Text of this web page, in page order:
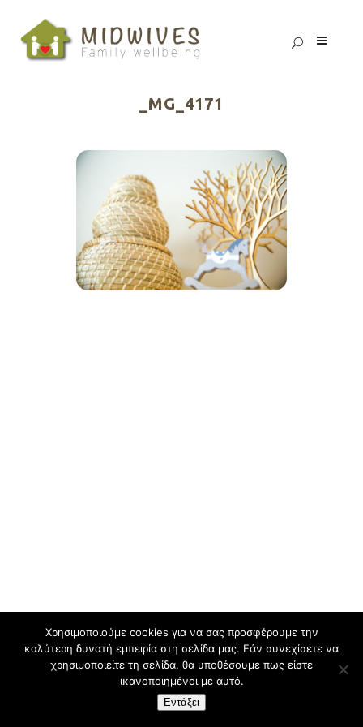
_MG_4171
Design By:CustomView
Χρησιμοποιούμε cookies για να σας προσφέρουμε την
καλύτερη δυνατή εμπειρία στη σελίδα μας. Εάν συνεχίσετε να
χρησιμοποιείτε τη σελίδα, θα υποθέσουμε πως είστε
ικανοποιημένοι με αυτό.
Εντάξει